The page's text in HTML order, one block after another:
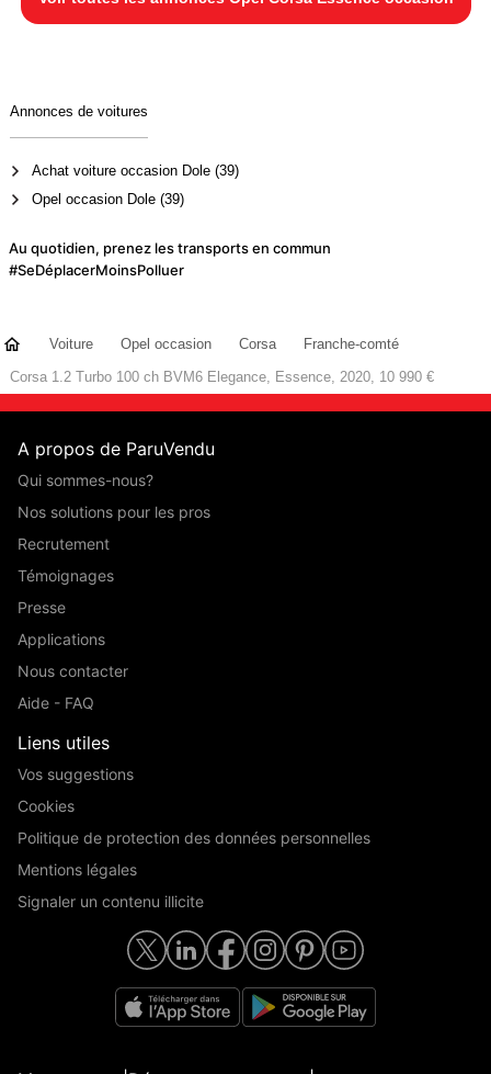
Annonces de voitures
Achat voiture occasion Dole (39)
Opel occasion Dole (39)
Au quotidien, prenez les transports en commun
#SeDéplacerMoinsPolluer
Voiture Opel occasion Corsa
Franche-comté
Corsa 1.2 Turbo 100 ch BVM6 Elegance, Essence, 2020, 10 990 €
A propos de ParuVendu
Qui sommes-nous?
Nos solutions pour les pros
Recrutement
Témoignages
Presse
Applications
Nous contacter
Aide - FAQ
Liens utiles
Vos suggestions
Cookies
Politique de protection des données personnelles
Mentions légales
Signaler un contenu illicite